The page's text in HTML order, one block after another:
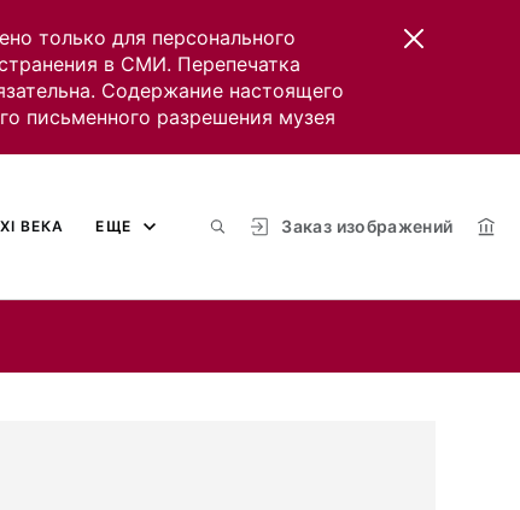
только для персонального
в СМИ. Перепечатка
Содержание настоящего
письменного разрешения музея
Заказ изображений
ВЕКА ЕЩЕ